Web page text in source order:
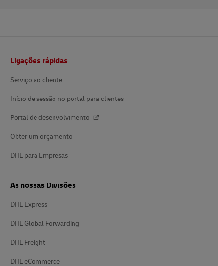
Ligações rápidas
Serviço ao cliente
Início de sessão no portal para clientes
Portal de desenvolvimento
Obter um orçamento
DHL para Empresas
As nossas Divisões
DHL Express
DHL Global Forwarding
DHL Freight
DHL eCommerce